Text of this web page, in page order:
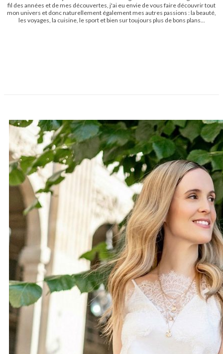
fil des années et de mes découvertes, j'ai eu envie de vous faire découvrir tout
mon univers et donc naturellement également mes autres passions : la beauté,
les voyages, la cuisine, le sport et bien sur toujours plus de bons plans...